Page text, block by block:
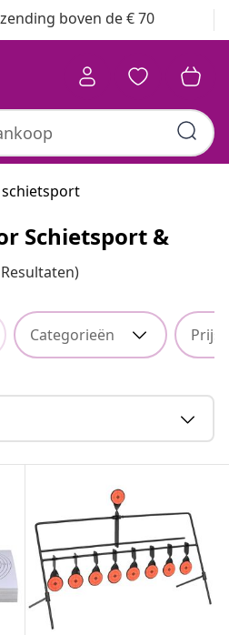
boven de € 70
schietsport
Schietsport &
Categorieën Prijs